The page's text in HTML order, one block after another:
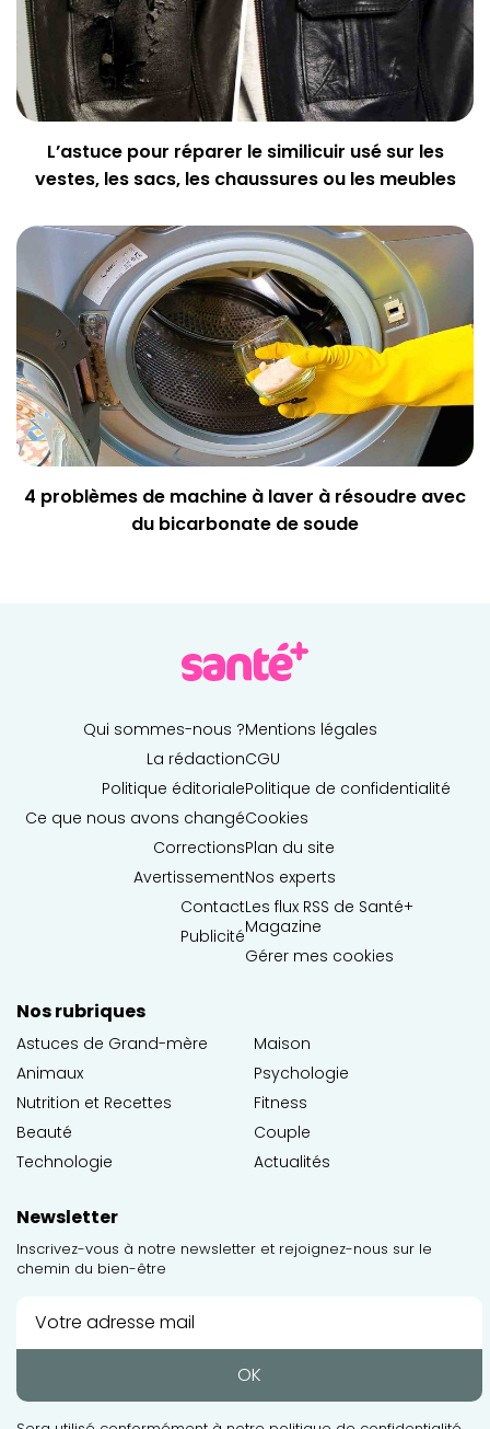
L’astuce pour réparer le similicuir usé sur les
vestes, les sacs, les chaussures ou les meubles
4 problèmes de machine à laver à résoudre avec
du bicarbonate de soude
Qui sommes-nous ?
La rédaction
Politique éditoriale
Ce que nous avons changé
Corrections
Avertissement
Contact
Publicité
Mentions légales
CGU
Politique de confidentialité
Cookies
Plan du site
Nos experts
Les flux RSS de Santé+
Magazine
Gérer mes cookies
Nos rubriques
Astuces de Grand-mère
Animaux
Nutrition et Recettes
Beauté
Technologie
Maison
Psychologie
Fitness
Couple
Actualités
Newsletter
Inscrivez-vous à notre newsletter et rejoignez-nous sur le
chemin du bien-être
OK